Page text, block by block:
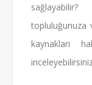
topluluğunuza
kaynakları